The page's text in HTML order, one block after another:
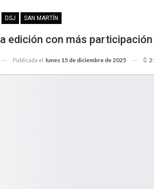
DSJ SAN MARTÍN
edición con más
Publicada el lunes 15 de diciembre de 2025